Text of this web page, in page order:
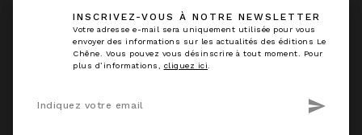
INSCRIVEZ-VOUS À NOTRE NEWSLETTER
Votre adresse e-mail sera uniquement utilisée pour vous
envoyer des informations sur les actualités des éditions Le
Chêne. Vous pouvez vous désinscrire à tout moment. Pour
plus d’informations, cliquez ici
Indiquez votre email send